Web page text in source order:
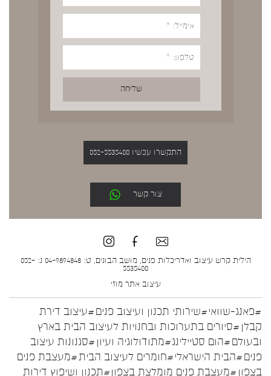
התקשרו עכשיו 052-5535400
צור קשר
הילית קרש עיצוב ואדריכלות פנים, מושב הבונים, ט: 04-9894848 נ: 052-
5535400
עיצוב אתר מוזי
#פאנג-שוואי#שירותי תכנון ועיצוב פנים#עיצוב דירת
קבלן #סיורים בתערוכות ובחנויות לעיצוב הבית בארץ
ובעולם#הום סטיילינג#מתודולוגיה ועיון #סגנונות עיצוב
פנים#הבית הישראלי#חומרים לעיצוב הבית#מעצבת פנים
בצפון #מעצבת פנים מומלצת בצפון#תכנון ושיפוץ דירות